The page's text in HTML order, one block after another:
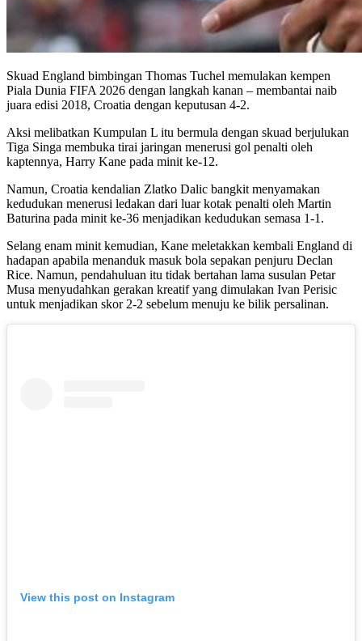
Skuad England bimbingan Thomas Tuchel memulakan kempen
Piala Dunia FIFA 2026 dengan langkah kanan – membantai naib
juara edisi 2018, Croatia dengan keputusan 4-2.
Aksi melibatkan Kumpulan L itu bermula dengan skuad berjulukan
Tiga Singa membuka tirai jaringan menerusi gol penalti oleh
kaptennya, Harry Kane pada minit ke-12.
Namun, Croatia kendalian Zlatko Dalic bangkit menyamakan
kedudukan menerusi ledakan dari luar kotak penalti oleh Martin
Baturina pada minit ke-36 menjadikan kedudukan semasa 1-1.
Selang enam minit kemudian, Kane meletakkan kembali England di
hadapan apabila menanduk masuk bola sepakan penjuru Declan
Rice. Namun, pendahuluan itu tidak bertahan lama susulan Petar
Musa menyudahkan gerakan kreatif yang dimulakan Ivan Perisic
untuk menjadikan skor 2-2 sebelum menuju ke bilik persalinan.
View this post on Instagram